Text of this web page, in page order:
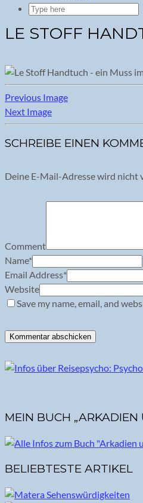
LE STOFF
Previous Image
Next Image
SCHREIBE EINEN
Deine E-Mail-Adresse wird nicht
Comment
Name*
Email Address*
Website
Save my name, email, and
MEIN BUCH „ARKADIEN
BELIEBTESTE ARTIKEL